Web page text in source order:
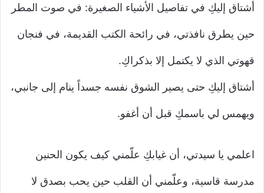
أشتاق إليكِ في تفاصيل الأشياء الصغيرة: في صوت المطر
حين يطرق نافذتي، في رائحة الكتب القديمة، في فنجان
قهوتي الذي لا يكتمل إلا بذكراكِ.
أشتاق إليكِ حتى يصير الشوق نفسه جسداً ينام إلى جانبي،
ويهمس لي باسمكِ قبل أن أغفو.
اعلمي يا سيدتي، أن غيابكِ علّمني كيف يكون الحنين
مدرسة قاسية، وعلّمني أن القلب حين يحب بصدق لا